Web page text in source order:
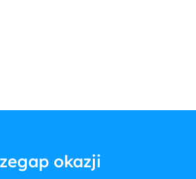
okazji